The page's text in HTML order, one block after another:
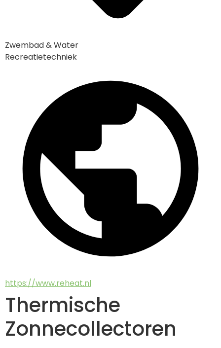
Zwembad & Water
Recreatietechniek
https://www.reheat.nl
Thermische
Zonnecollectoren